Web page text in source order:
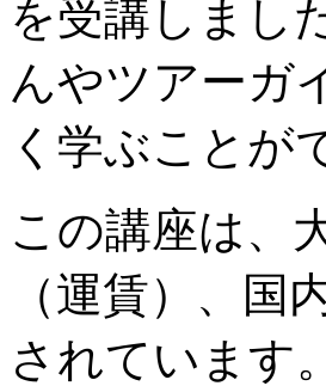
を受講しまし
んやツアーガ
く学ぶことが
この講座は、
（運賃）、国
されています。